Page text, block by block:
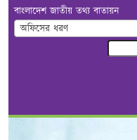
বাংলাদেশ জাতীয় তথ্য বাতায়ন
অফিসের ধরণ